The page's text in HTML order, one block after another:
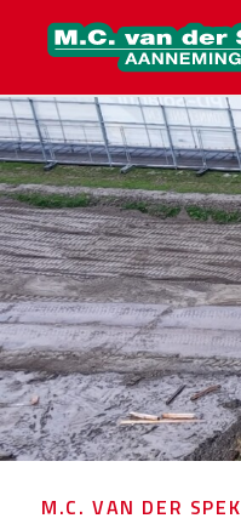
M.C. VAN DER SPEK